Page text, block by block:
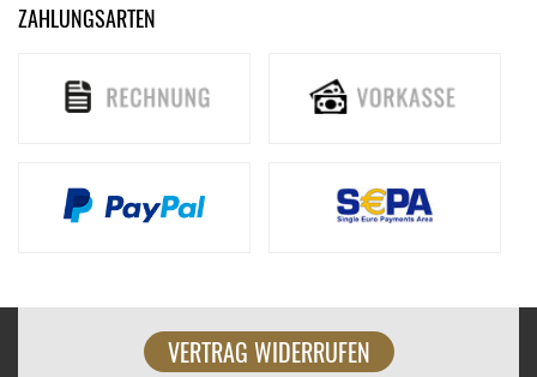
ZAHLUNGSARTEN
VERTRAG WIDERRUFEN